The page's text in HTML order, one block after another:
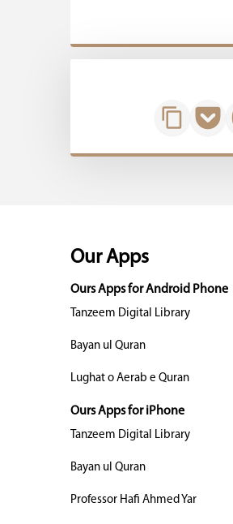
Our Apps
Ours Apps for Android Phone
Tanzeem Digital Library
Bayan ul Quran
Lughat o Aerab e Quran
Ours Apps for iPhone
Tanzeem Digital Library
Bayan ul Quran
Professor Hafi Ahmed Yar